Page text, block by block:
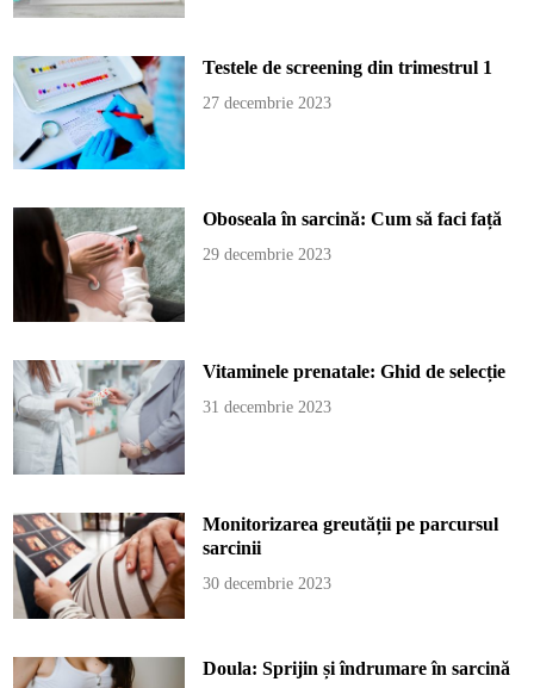
Testele de screening din trimestrul 1
27 decembrie 2023
Oboseala în sarcină: Cum să faci față
29 decembrie 2023
Vitaminele prenatale: Ghid de selecție
31 decembrie 2023
Monitorizarea greutății pe parcursul
sarcinii
30 decembrie 2023
Doula: Sprijin și îndrumare în sarcină